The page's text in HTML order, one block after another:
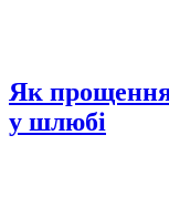
Як
у шлюбі